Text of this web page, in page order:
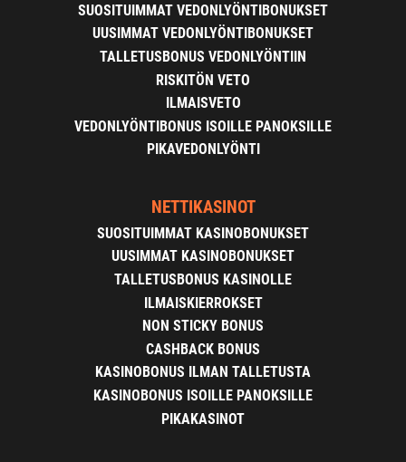
SUOSITUIMMAT VEDONLYÖNTIBONUKSET
UUSIMMAT VEDONLYÖNTIBONUKSET
TALLETUSBONUS VEDONLYÖNTIIN
RISKITÖN VETO
ILMAISVETO
VEDONLYÖNTIBONUS ISOILLE PANOKSILLE
PIKAVEDONLYÖNTI
NETTIKASINOT
SUOSITUIMMAT KASINOBONUKSET
UUSIMMAT KASINOBONUKSET
TALLETUSBONUS KASINOLLE
ILMAISKIERROKSET
NON STICKY BONUS
CASHBACK BONUS
KASINOBONUS ILMAN TALLETUSTA
KASINOBONUS ISOILLE PANOKSILLE
PIKAKASINOT